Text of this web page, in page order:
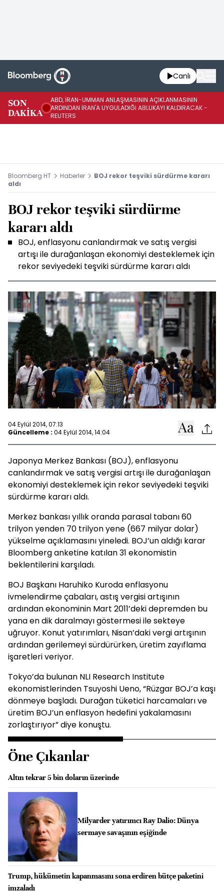
Canlı
SON
DAKİKA
ABD, İRAN-UMMAN ANLAŞMASININ AÇIKLANMASININ
ARDINDAN İRAN'A UYGULADIĞI ABLUKAYI KALDIRACAK -
REUTERS
Bloomberg HT Haberler
BOJ rekor teşviki sürdürme kararı
aldı
BOJ rekor teşviki sürdürme
kararı aldı
BOJ, enflasyonu canlandırmak ve satış vergisi
artışı ile durağanlaşan ekonomiyi desteklemek için
rekor seviyedeki teşviki sürdürme kararı aldı
04 Eylül 2014, 07:13
Güncelleme : 04 Eylül 2014, 14:04
Japonya Merkez Bankası (BOJ), enflasyonu
canlandırmak ve satış vergisi artışı ile durağanlaşan
ekonomiyi desteklemek için rekor seviyedeki teşviki
sürdürme kararı aldı.
Merkez bankası yıllık oranda parasal tabanı 60
trilyon yenden 70 trilyon yene (667 milyar dolar)
yükselme açıklamasını yineledi. BOJ’un aldığı karar
Bloomberg anketine katılan 31 ekonomistin
beklentilerini karşıladı.
BOJ Başkanı Haruhiko Kuroda enflasyonu
ivmelendirme çabaları, astış vergisi artışının
ardından ekonominin Mart 2011’deki depremden bu
yana en dik daralmayı göstermesi ile sekteye
uğruyor. Konut yatırımları, Nisan’daki vergi artışının
ardından gerilemeyi sürdürürken, üretim zayıflama
işaretleri veriyor.
Tokyo’da bulunan NLI Research Institute
ekonomistlerinden Tsuyoshi Ueno, “Rüzgar BOJ’a kaşı
dönmeye başladı. Durağan tüketici harcamaları ve
üretim BOJ’un enflasyon hedefini yakalamasını
zorlaştırıyor” diye konuştu.
Öne Çıkanlar
Altın tekrar 5 bin doların üzerinde
Milyarder yatırımcı Ray Dalio: Dünya
sermaye savaşının eşiğinde
Trump, hükümetin kapanmasını sona erdiren bütçe paketini
imzaladı